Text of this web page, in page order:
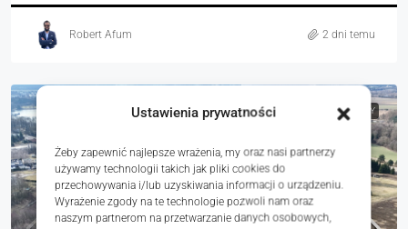
Ustawienia prywatności
Żeby zapewnić najlepsze wrażenia, my oraz nasi partnerzy
używamy technologii takich jak pliki cookies do
przechowywania i/lub uzyskiwania informacji o urządzeniu.
Wyrażenie zgody na te technologie pozwoli nam oraz
naszym partnerom na przetwarzanie danych osobowych,
Robert Afum 2 dni temu
NA SPRZEDAŻ RYNEK WTÓRNY